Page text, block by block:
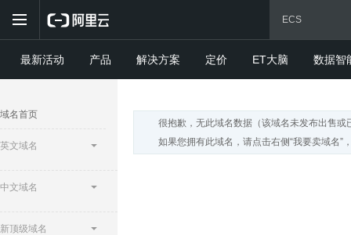
最新活动 产品 解决方案 定价 ET大脑 数据智
域名首页
英文域名
中文域名
新顶级域名
很抱歉，无此域名数据（该域名未发布出售或
如果您拥有此域名，请点击右侧“我要卖域名”